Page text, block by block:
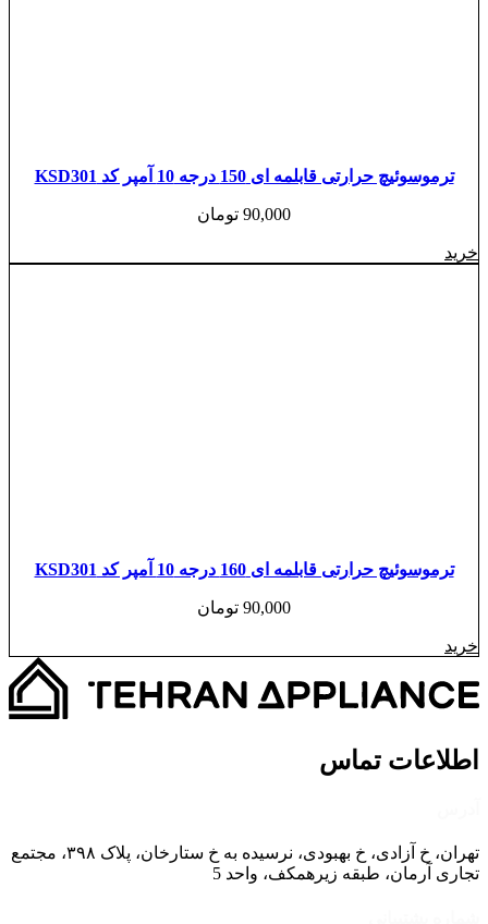
ترموسوئیچ حرارتی قابلمه ای 150 درجه 10 آمپر کد KSD301
90,000 تومان
خرید
ترموسوئیچ حرارتی قابلمه ای 160 درجه 10 آمپر کد KSD301
90,000 تومان
خرید
اطلاعات تماس
تهران، خ آزادی، خ بهبودی، نرسیده به خ ستارخان، پلاک ۳۹۸، مجتمع
تجاری آرمان، طبقه زیرهمکف، واحد 5